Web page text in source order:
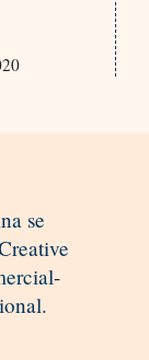
se